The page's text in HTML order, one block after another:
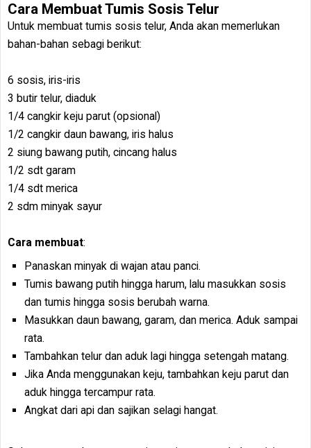
Cara Membuat Tumis Sosis Telur
Untuk membuat tumis sosis telur, Anda akan memerlukan
bahan-bahan sebagi berikut:
6 sosis, iris-iris
3 butir telur, diaduk
1/4 cangkir keju parut (opsional)
1/2 cangkir daun bawang, iris halus
2 siung bawang putih, cincang halus
1/2 sdt garam
1/4 sdt merica
2 sdm minyak sayur
Cara membuat:
Panaskan minyak di wajan atau panci.
Tumis bawang putih hingga harum, lalu masukkan sosis
dan tumis hingga sosis berubah warna.
Masukkan daun bawang, garam, dan merica. Aduk sampai
rata.
Tambahkan telur dan aduk lagi hingga setengah matang.
Jika Anda menggunakan keju, tambahkan keju parut dan
aduk hingga tercampur rata.
Angkat dari api dan sajikan selagi hangat.